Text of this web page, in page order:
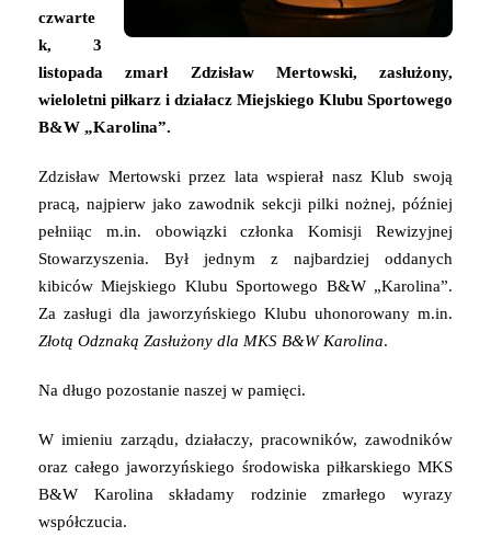
czwarte
k, 3
listopada zmarł Zdzisław Mertowski, zasłużony,
wieloletni piłkarz i działacz Miejskiego Klubu Sportowego
B&W „Karolina”.
Zdzisław Mertowski przez lata wspierał nasz Klub swoją
pracą, najpierw jako zawodnik sekcji pilki nożnej, później
pełniiąc m.in. obowiązki członka Komisji Rewizyjnej
Stowarzyszenia. Był jednym z najbardziej oddanych
kibiców Miejskiego Klubu Sportowego B&W „Karolina”.
Za zasługi dla jaworzyńskiego Klubu uhonorowany m.in.
Złotą Odznaką Zasłużony dla MKS B&W Karolina.
Na długo pozostanie naszej w pamięci.
W imieniu zarządu, działaczy, pracowników, zawodników
oraz całego jaworzyńskiego środowiska piłkarskiego MKS
B&W Karolina składamy rodzinie zmarłego wyrazy
współczucia.